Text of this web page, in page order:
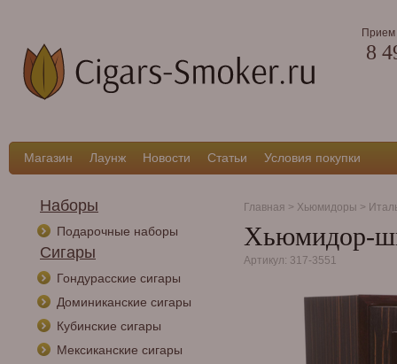
Прием
8
Магазин Лаунж Новости Статьи Условия покупки
Наборы
Подарочные наборы
Сигары
Гондурасские сигары
Доминиканские сигары
Кубинские сигары
Мексиканские сигары
Главная > Хьюмидоры >
Хьюмидор-
Артикул: 317-3551